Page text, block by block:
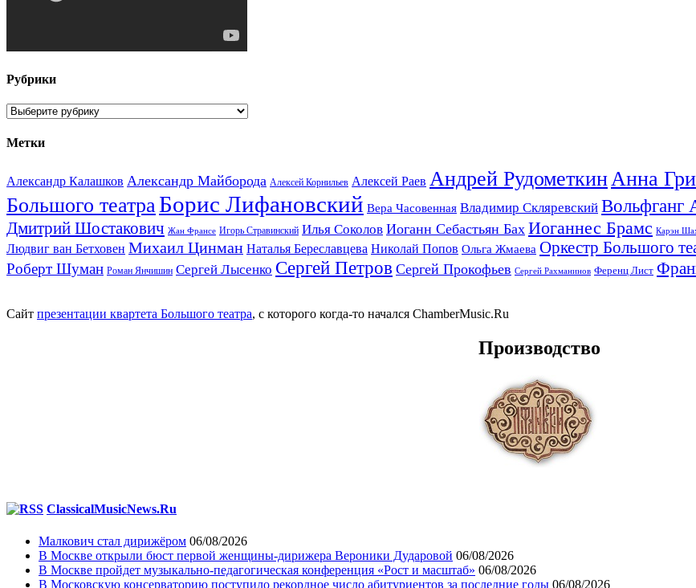
Рубрики
Рубрики
Метки
Александр Калашков Александр Майборода Алексей Корнильев Алексей Раев Андрей РудометкинАнна
Большого театраБорис Лифановский Вера Часовенная Владимир Скляревский Вольфганг
Дмитрий Шостакович Жан Франсе Игорь Стравинский Илья Соколов Иоганн Себастьян Бах Иоганнес Брамс Карэн
Людвиг ван Бетховен Михаил Цинман Наталья Береславцева Николай Попов Ольга Жмаева Оркестр Большого
Роберт Шуман Роман Янчишин Сергей Лысенко Сергей Петров Сергей Прокофьев Сергей Рахманинов Ференц Лист
Сайт презентации квартета Большого театра, с которого когда-то начался ChamberMusic.Ru
Производство
ClassicalMusicNews.Ru
Малкович стал дирижёром 06/08/2026
В Москве открыли бюст первой женщины-дирижера Вероники Дударовой 06/08/2026
В Москве пройдет музыкально-педагогическая конференция «Рост и масштаб» 06/08/2026
В Московскую консерваторию поступило рекордное число абитуриентов за последние годы 06/08/2026